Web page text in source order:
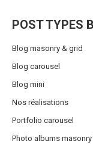
POST TYPES
Blog masonry & grid
Blog carousel
Blog mini
Nos réalisations
Portfolio carousel
Photo albums masonry